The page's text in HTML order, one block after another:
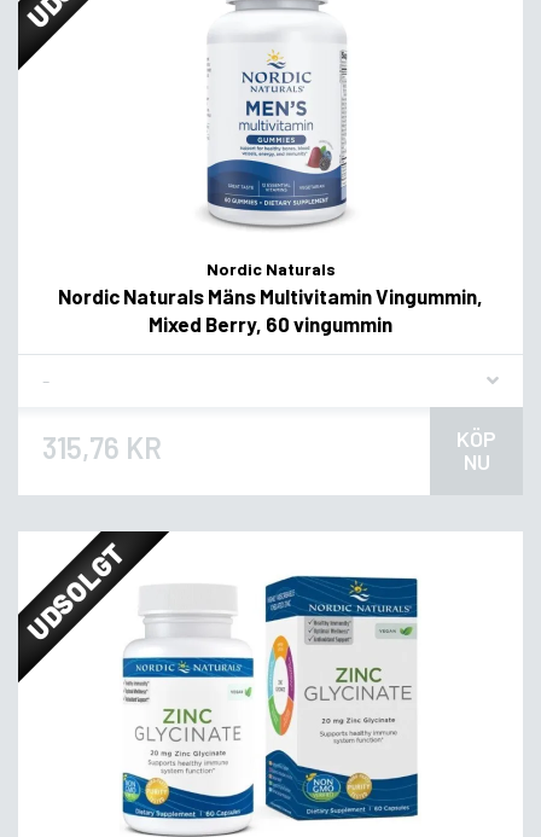
Nordic Naturals
Nordic Naturals Mäns Multivitamin Vingummin,
Mixed Berry, 60 vingummin
315,76 KR
KÖP
NU
UDSOLGT